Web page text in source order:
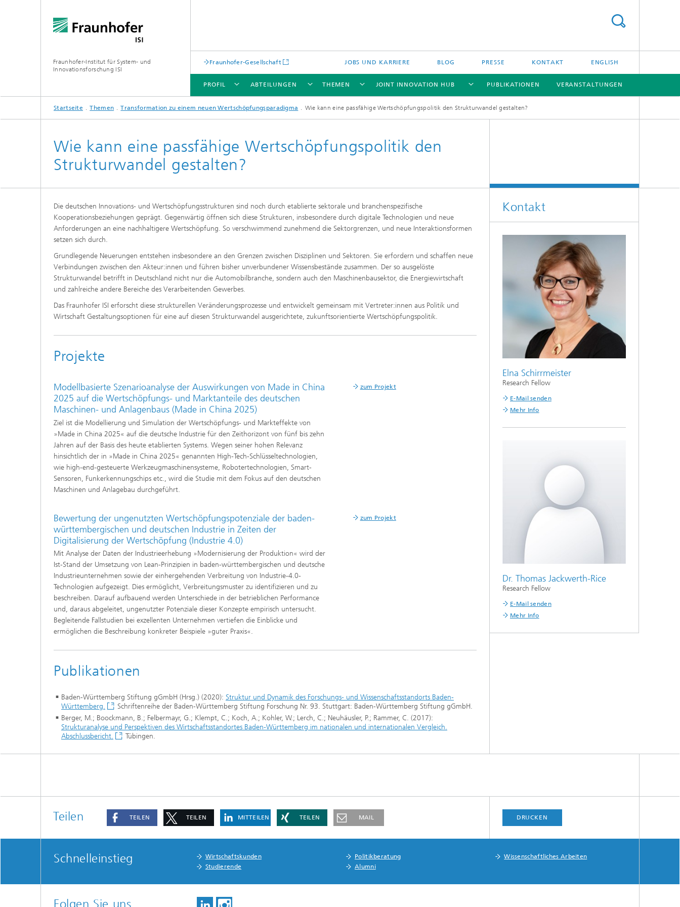
Fraunhofer-Institut für System- und
Innovationsforschung ISI
Fraunhofer-Gesellschaft JOBS UND KARRIERE BLOG PRESSE KONTAKT ENGLISH
PROFIL
PROFIL
ABTEILUNGEN
ABTEILUNGEN
THEMEN
THEMEN
JOINT INNOVATION HUB
JOINT INNOVATION HUB
PUBLIKATIONEN VERANSTALTUNGEN
Startseite Themen Transformation zu einem neuen Wertschöpfungsparadigma Wie kann eine passfähige Wertschöpfungspolitik den Strukturwandel gestalten?
Wie kann eine passfähige Wertschöpfungspolitik den
Strukturwandel gestalten?
Die deutschen Innovations- und Wertschöpfungsstrukturen sind noch durch etablierte sektorale und branchenspezifische
Kooperationsbeziehungen geprägt. Gegenwärtig öffnen sich diese Strukturen, insbesondere durch digitale Technologien und neue
Anforderungen an eine nachhaltigere Wertschöpfung. So verschwimmend zunehmend die Sektorgrenzen, und neue Interaktionsformen
setzen sich durch.
Grundlegende Neuerungen entstehen insbesondere an den Grenzen zwischen Disziplinen und Sektoren. Sie erfordern und schaffen neue
Verbindungen zwischen den Akteur:innen und führen bisher unverbundener Wissensbestände zusammen. Der so ausgelöste
Strukturwandel betrifft in Deutschland nicht nur die Automobilbranche, sondern auch den Maschinenbausektor, die Energiewirtschaft
und zahlreiche andere Bereiche des Verarbeitenden Gewerbes.
Das Fraunhofer ISI erforscht diese strukturellen Veränderungsprozesse und entwickelt gemeinsam mit Vertreter:innen aus Politik und
Wirtschaft Gestaltungsoptionen für eine auf diesen Strukturwandel ausgerichtete, zukunftsorientierte Wertschöpfungspolitik.
Projekte
Modellbasierte Szenarioanalyse der Auswirkungen von Made in China
2025 auf die Wertschöpfungs- und Marktanteile des deutschen
Maschinen- und Anlagenbaus (Made in China 2025)
Ziel ist die Modellierung und Simulation der Wertschöpfungs- und Markteffekte von
»Made in China 2025« auf die deutsche Industrie für den Zeithorizont von fünf bis zehn
Jahren auf der Basis des heute etablierten Systems. Wegen seiner hohen Relevanz
hinsichtlich der in »Made in China 2025« genannten High-Tech-Schlüsseltechnologien,
wie high-end-gesteuerte Werkzeugmaschinensysteme, Robotertechnologien, Smart-
Sensoren, Funkerkennungschips etc., wird die Studie mit dem Fokus auf den deutschen
Maschinen und Anlagebau durchgeführt.
zum Projekt
Bewertung der ungenutzten Wertschöpfungspotenziale der baden-
württembergischen und deutschen Industrie in Zeiten der
Digitalisierung der Wertschöpfung (Industrie 4.0)
Mit Analyse der Daten der Industrieerhebung »Modernisierung der Produktion« wird der
Ist-Stand der Umsetzung von Lean-Prinzipien in baden-württembergischen und deutsche
Industrieunternehmen sowie der einhergehenden Verbreitung von Industrie-4.0-
Technologien aufgezeigt. Dies ermöglicht, Verbreitungsmuster zu identifizieren und zu
beschreiben. Darauf aufbauend werden Unterschiede in der betrieblichen Performance
und, daraus abgeleitet, ungenutzter Potenziale dieser Konzepte empirisch untersucht.
Begleitende Fallstudien bei exzellenten Unternehmen vertiefen die Einblicke und
ermöglichen die Beschreibung konkreter Beispiele »guter Praxis«.
zum Projekt
Publikationen
Baden-Württemberg Stiftung gGmbH (Hrsg.) (2020): Struktur und Dynamik des Forschungs- und Wissenschaftsstandorts Baden-
Württemberg.
Schriftenreihe der Baden-Württemberg Stiftung Forschung Nr. 93. Stuttgart: Baden-Württemberg Stiftung gGmbH.
Berger, M.; Boockmann, B.; Felbermayr, G.; Klempt, C.; Koch, A.; Kohler, W.; Lerch, C.; Neuhäusler, P.; Rammer, C. (2017):
Strukturanalyse und Perspektiven des Wirtschaftsstandortes Baden-Württemberg im nationalen und internationalen Vergleich.
Abschlussbericht.
Tübingen.
Kontakt
Elna Schirrmeister
Research Fellow
E-Mail senden
Mehr Info
Dr. Thomas Jackwerth-Rice
Research Fellow
E-Mail senden
Mehr Info
Teilen TEILEN TEILEN MITTEILEN TEILEN MAIL DRUCKEN
Schnelleinstieg Wirtschaftskunden Politikberatung
Wissenschaftliches Arbeiten
Studierende
Alumni
Folgen Sie uns